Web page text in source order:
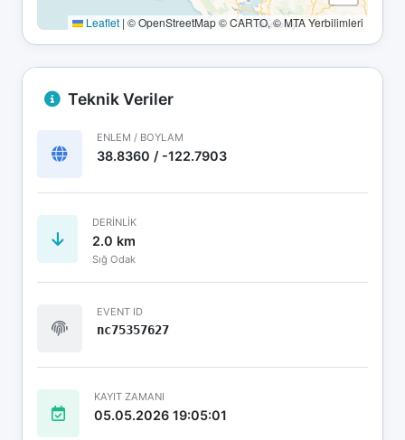
Leaflet | © OpenStreetMap © CARTO, © MTA Yerbilimleri
Teknik Veriler
ENLEM / BOYLAM
38.8360 / -122.7903
DERINLIK
2.0 km
Sığ Odak
EVENT ID
nc75357627
KAYIT ZAMANI
05.05.2026 19:05:01